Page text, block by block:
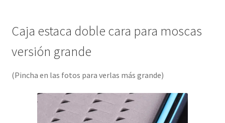
Caja estaca doble cara para moscas
versión grande
(Pincha en las fotos para verlas más grande)